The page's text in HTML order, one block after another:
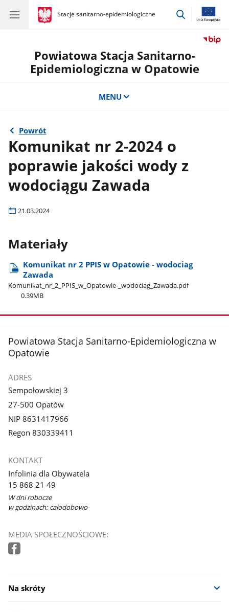
gov.pl
Stacje sanitarno-epidemiologiczne
gov.pl
Stacje
przejdź
Powiatowa Stacja Sanitarno-
Epidemiologiczna w Opatowie
MENU
Powrót
Komunikat nr 2-2024 o
poprawie jakości wody z
wodociągu Zawada
21.03.2024
Materiały
Komunikat nr 2 PPIS w Opatowie - wodociag
Zawada
Komunikat​_nr​_2​_PPIS​_w​_Opatowie-​_wodociag​_Zawada.pdf
0.39MB
stopka
Powiatowa Stacja Sanitarno-Epidemiologiczna w
Opatowie
ADRES
Sempołowskiej 3
27-500 Opatów
NIP 8631417966
Regon 830339411
KONTAKT
Infolinia dla Obywatela
15 868 21 49
W dni robocze
w godzinach: całodobowo-
MEDIA SPOŁECZNOŚCIOWE:
Na skróty